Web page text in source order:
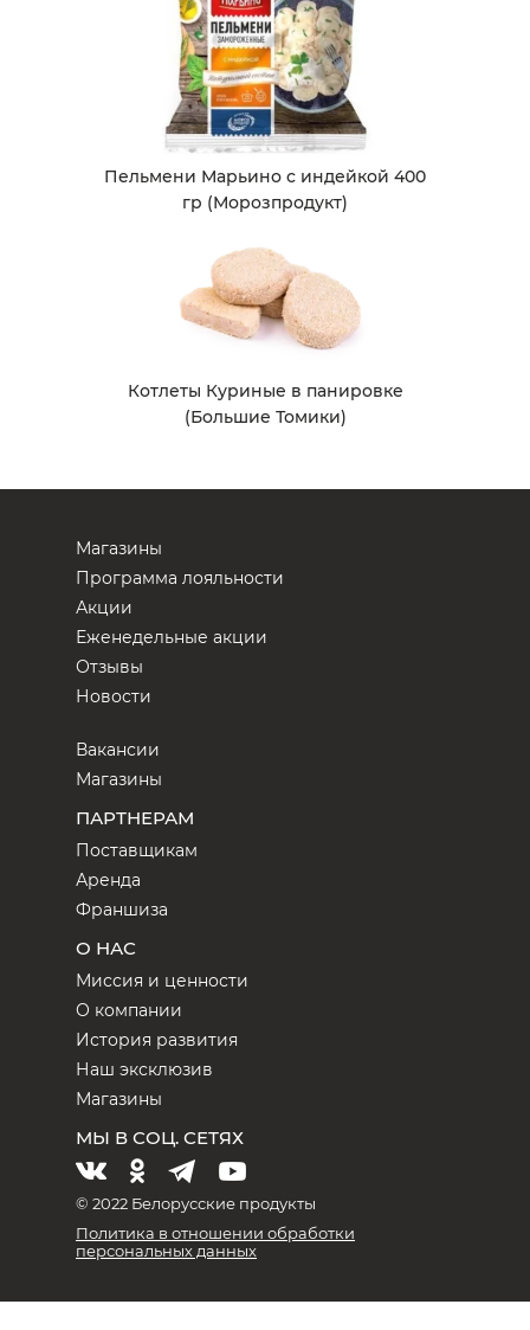
Пельмени Марьино с индейкой 400
гр (Морозпродукт)
Котлеты Куриные в панировке
(Большие Томики)
Магазины
Программа лояльности
Акции
Еженедельные акции
Отзывы
Новости
Вакансии
Магазины
ПАРТНЕРАМ
Поставщикам
Аренда
Франшиза
О НАС
Миссия и ценности
О компании
История развития
Наш эксклюзив
Магазины
МЫ В СОЦ. СЕТЯХ
© 2022 Белорусские продукты
Политика в отношении обработки
персональных данных